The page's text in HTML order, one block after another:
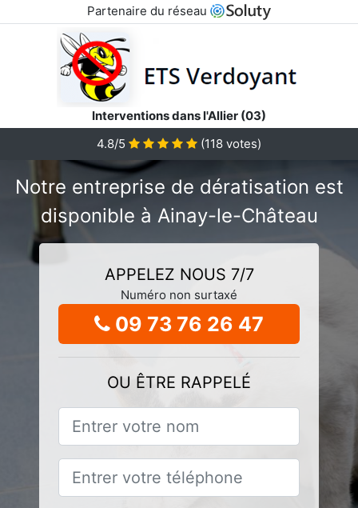
Partenaire du réseau
Interventions dans l'Allier (03)
4.8/5
(118 votes)
Notre entreprise de dératisation est
disponible à Ainay-le-Château
APPELEZ NOUS 7/7
Numéro non surtaxé
09 73 76 26 47
OU ÊTRE RAPPELÉ